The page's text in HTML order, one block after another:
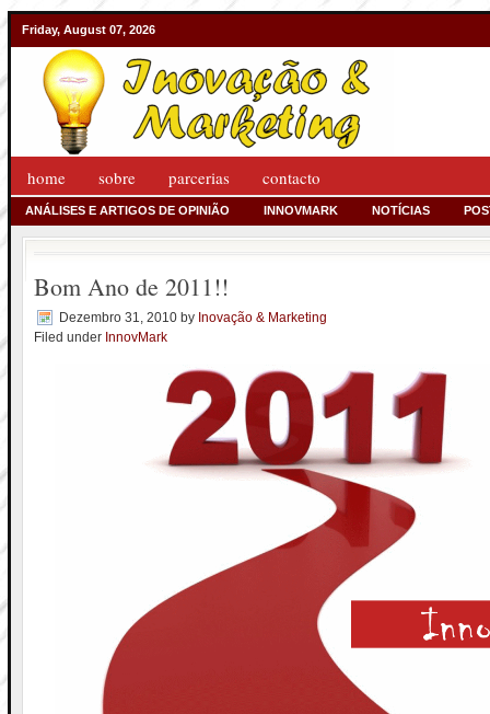
Friday, August 07, 2026
home sobre parcerias contacto
ANÁLISES E ARTIGOS DE OPINIÃO INNOVMARK NOTÍCIAS
Bom Ano de 2011!!
Dezembro 31, 2010 by Inovação & Marketing
Filed under InnovMark